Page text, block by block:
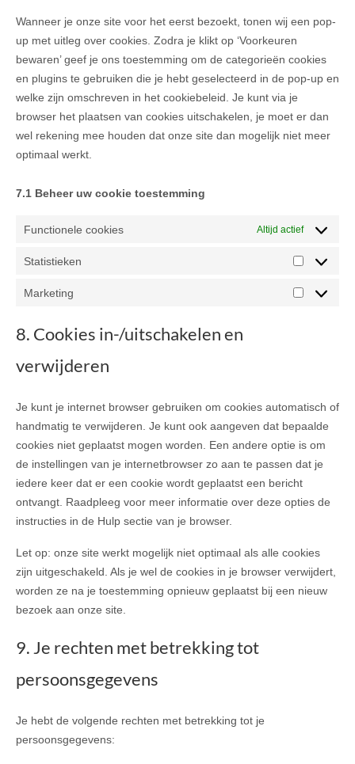
Wanneer je onze site voor het eerst bezoekt, tonen wij een pop-
up met uitleg over cookies. Zodra je klikt op ‘Voorkeuren
bewaren’ geef je ons toestemming om de categorieën cookies
en plugins te gebruiken die je hebt geselecteerd in de pop-up en
welke zijn omschreven in het cookiebeleid. Je kunt via je
browser het plaatsen van cookies uitschakelen, je moet er dan
wel rekening mee houden dat onze site dan mogelijk niet meer
optimaal werkt.
7.1 Beheer uw cookie toestemming
Functionele cookies Altijd actief
Statistieken
Marketing
8. Cookies in-/uitschakelen en
verwijderen
Je kunt je internet browser gebruiken om cookies automatisch of
handmatig te verwijderen. Je kunt ook aangeven dat bepaalde
cookies niet geplaatst mogen worden. Een andere optie is om
de instellingen van je internetbrowser zo aan te passen dat je
iedere keer dat er een cookie wordt geplaatst een bericht
ontvangt. Raadpleeg voor meer informatie over deze opties de
instructies in de Hulp sectie van je browser.
Let op: onze site werkt mogelijk niet optimaal als alle cookies
zijn uitgeschakeld. Als je wel de cookies in je browser verwijdert,
worden ze na je toestemming opnieuw geplaatst bij een nieuw
bezoek aan onze site.
9. Je rechten met betrekking tot
persoonsgegevens
Je hebt de volgende rechten met betrekking tot je
persoonsgegevens: